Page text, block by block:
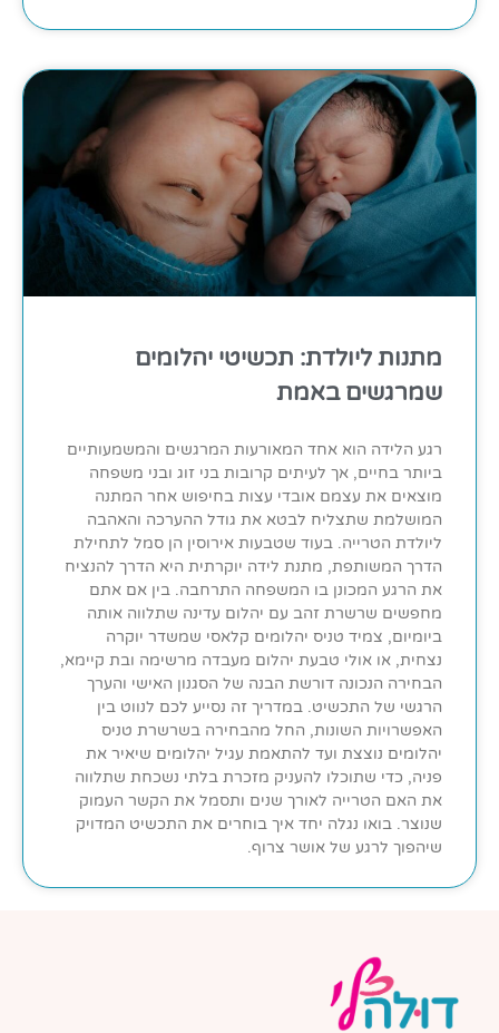
מתנות ליולדת: תכשיטי יהלומים
שמרגשים באמת
רגע הלידה הוא אחד המאורעות המרגשים והמשמעותיים
ביותר בחיים, אך לעיתים קרובות בני זוג ובני משפחה
מוצאים את עצמם אובדי עצות בחיפוש אחר המתנה
המושלמת שתצליח לבטא את גודל ההערכה והאהבה
ליולדת הטרייה. בעוד שטבעות אירוסין הן סמל לתחילת
הדרך המשותפת, מתנת לידה יוקרתית היא הדרך להנציח
את הרגע המכונן בו המשפחה התרחבה. בין אם אתם
מחפשים שרשרת זהב עם יהלום עדינה שתלווה אותה
ביומיום, צמיד טניס יהלומים קלאסי שמשדר יוקרה
נצחית, או אולי טבעת יהלום מעבדה מרשימה ובת קיימא,
הבחירה הנכונה דורשת הבנה של הסגנון האישי והערך
הרגשי של התכשיט. במדריך זה נסייע לכם לנווט בין
האפשרויות השונות, החל מהבחירה בשרשרת טניס
יהלומים נוצצת ועד להתאמת עגיל יהלומים שיאיר את
פניה, כדי שתוכלו להעניק מזכרת בלתי נשכחת שתלווה
את האם הטרייה לאורך שנים ותסמל את הקשר העמוק
שנוצר. בואו נגלה יחד איך בוחרים את התכשיט המדויק
שיהפוך לרגע של אושר צרוף.